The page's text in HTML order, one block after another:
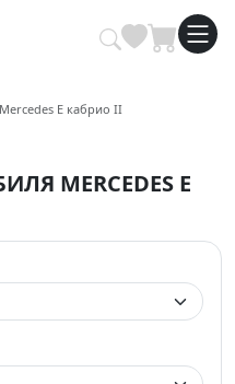
шины
Mercedes E кабрио II
MERCEDES E